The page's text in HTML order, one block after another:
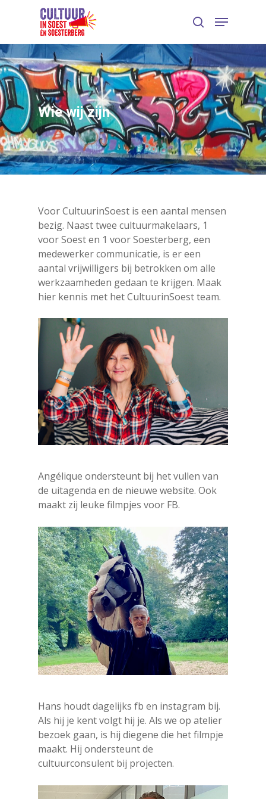
Druk op Enter om te starten met zoeken
of ESC om te sluiten
Wie wij zijn
Voor CultuurinSoest is een aantal mensen
bezig. Naast twee cultuurmakelaars, 1
voor Soest en 1 voor Soesterberg, een
medewerker communicatie, is er een
aantal vrijwilligers bij betrokken om alle
werkzaamheden gedaan te krijgen. Maak
hier kennis met het CultuurinSoest team.
Angélique ondersteunt bij het vullen van
de uitagenda en de nieuwe website. Ook
maakt zij leuke filmpjes voor FB.
Hans houdt dagelijks fb en instagram bij.
Als hij je kent volgt hij je. Als we op atelier
bezoek gaan, is hij diegene die het filmpje
maakt. Hij ondersteunt de
cultuurconsulent bij projecten.